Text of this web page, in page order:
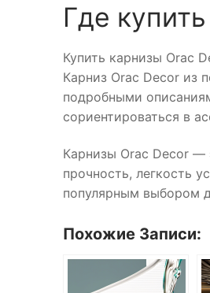
Где
Купить карнизы Orac
Карниз Orac Decor из
подробными
сориентироваться в
Карнизы Orac Decor —
прочность, легкость
популярным выбором
Похожие Записи: